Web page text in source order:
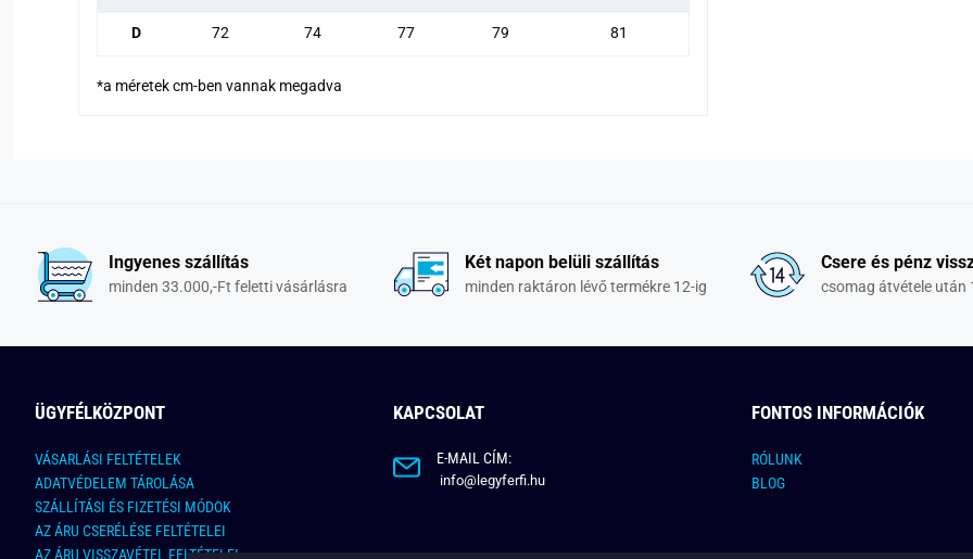
D 72 74 77 79 81
*a méretek cm-ben vannak megadva
Ingyenes szállítás
minden 33.000,-Ft feletti vásárlásra
Két napon belüli szállítás
minden raktáron lévő termékre 12-ig
Csere és pénz
csomag átvétele után
ÜGYFÉLKÖZPONT
VÁSARLÁSI FELTÉTELEK
ADATVÉDELEM TÁROLÁSA
SZÁLLÍTÁSI ÉS FIZETÉSI MÓDOK
AZ ÁRU CSERÉLÉSE FELTÉTELEI
AZ ÁRU VISSZAVÉTEL FELTÉTELEI
KAPCSOLAT
E-MAIL CÍM:
info@legyferfi.hu
FONTOS INFORMÁCIÓK
RÓLUNK
BLOG